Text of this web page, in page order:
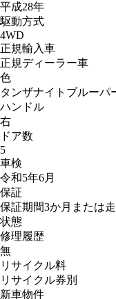
平成28年
駆動方式
4WD
正規輸入車
正規ディーラー車
色
タンザナイトブルーパ
ハンドル
右
ドア数
5
車検
令和5年6月
保証
保証期間3か月または
状態
修理履歴
無
リサイクル料
リサイクル券別
新車物件